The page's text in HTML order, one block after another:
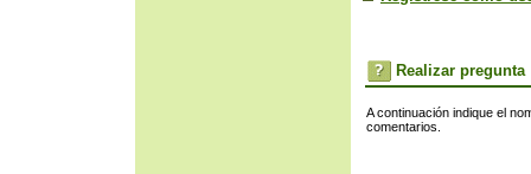
Realizar pregunta
A continuación indique el
comentarios.